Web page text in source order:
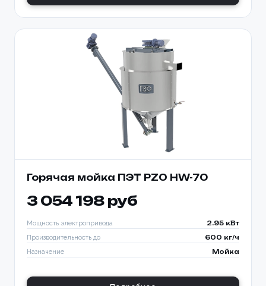
Горячая мойка ПЭТ PZO HW-70
3 054 198 руб
Мощность электропривода 2.95 кВт
Производительность до 600 кг/ч
Назначение Мойка